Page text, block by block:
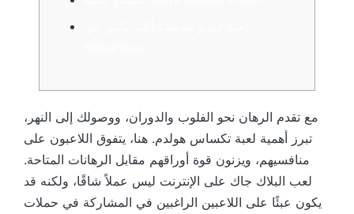
مع تقدم الرهان نحو الفلوب والدوران، ووصولك إلى النهر،
تبرز أهمية لعبة تكساس هولدم. هنا، يتفوق اللاعبون على
منافسيهم، ويزنون قوة أوراقهم مقابل الرهانات المتاحة.
لعب البلاك جاك على الإنترنت ليس عملاً شاقًا، ولكنه قد
يكون عبئًا على اللاعبين الراغبين في المشاركة في حملات